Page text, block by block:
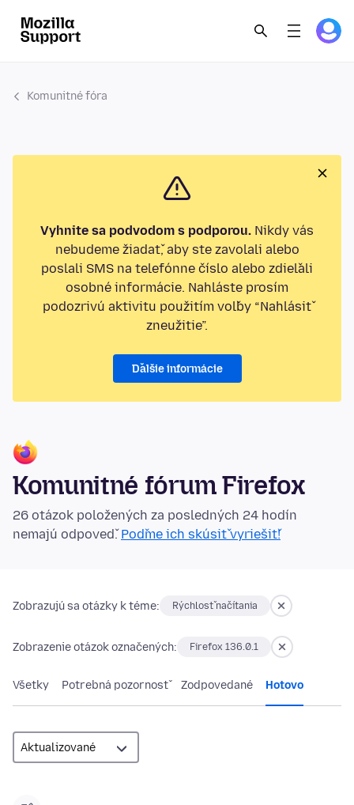
Komunitné fóra
Vyhnite sa podvodom s podporou. Nikdy vás
nebudeme žiadať, aby ste zavolali alebo
poslali SMS na telefónne číslo alebo zdieľali
osobné informácie. Nahláste prosím
podozrivú aktivitu použitím voľby “Nahlásiť
zneužitie”.
Ďalšie informácie
Komunitné fórum Firefox
26 otázok položených za posledných 24 hodín
nemajú odpoveď.Poďme ich skúsiť vyriešiť!
Zobrazujú sa otázky k téme: Rýchlosť načítania
Zobrazenie otázok označených: Firefox 136.0.1
Všetky Potrebná pozornosť Zodpovedané Hotovo